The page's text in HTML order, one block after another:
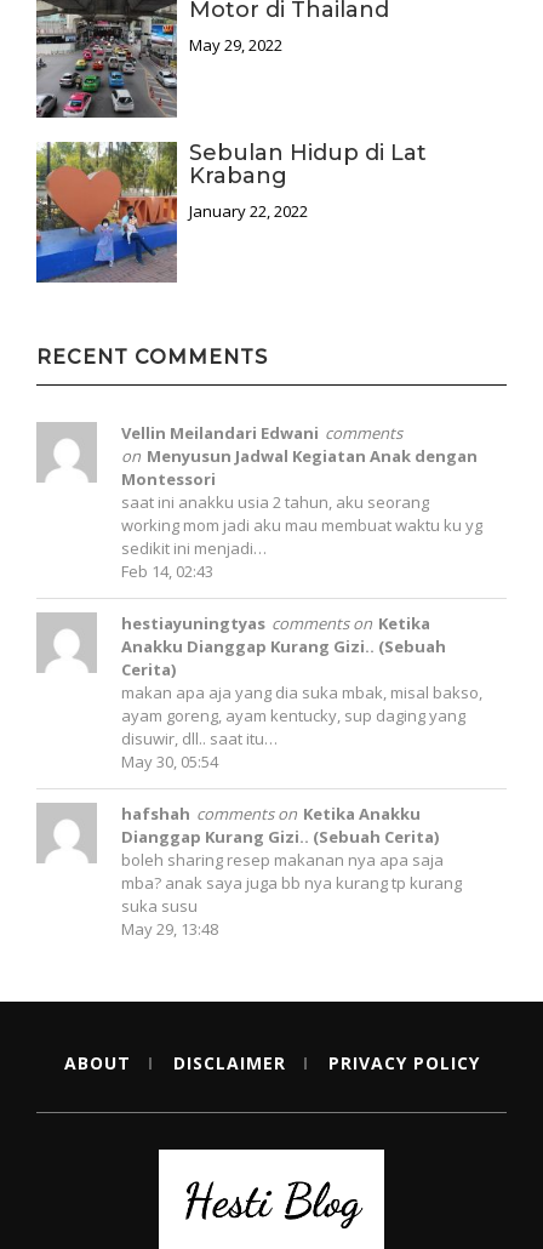
Motor di Thailand
May 29, 2022
Sebulan Hidup di Lat
Krabang
January 22, 2022
RECENT COMMENTS
Vellin Meilandari Edwani comments
on Menyusun Jadwal Kegiatan Anak dengan
Montessori
saat ini anakku usia 2 tahun, aku seorang
working mom jadi aku mau membuat waktu ku yg
sedikit ini menjadi…
Feb 14, 02:43
hestiayuningtyas comments on Ketika
Anakku Dianggap Kurang Gizi.. (Sebuah
Cerita)
makan apa aja yang dia suka mbak, misal bakso,
ayam goreng, ayam kentucky, sup daging yang
disuwir, dll.. saat itu…
May 30, 05:54
hafshah comments on Ketika Anakku
Dianggap Kurang Gizi.. (Sebuah Cerita)
boleh sharing resep makanan nya apa saja
mba? anak saya juga bb nya kurang tp kurang
suka susu
May 29, 13:48
ABOUT DISCLAIMER PRIVACY POLICY